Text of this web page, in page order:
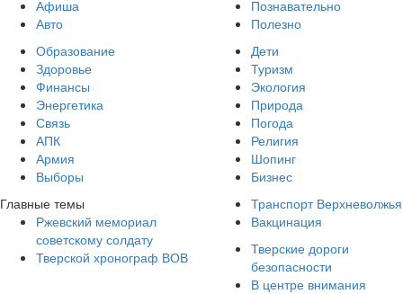
Афиша
Авто
Познавательно
Полезно
Образование
Здоровье
Финансы
Энергетика
Связь
АПК
Армия
Выборы
Дети
Туризм
Экология
Природа
Погода
Религия
Шопинг
Бизнес
Главные темы
Ржевский мемориал
советскому солдату
Тверской хронограф ВОВ
Транспорт Верхневолжья
Вакцинация
Тверские дороги
безопасности
В центре внимания